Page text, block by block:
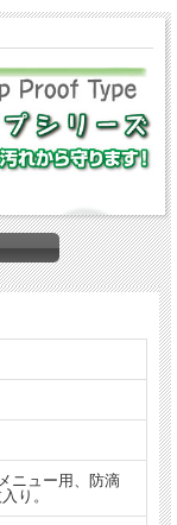
汚れから守
た。
ニュー用、防滴
り。